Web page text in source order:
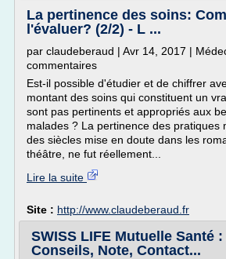
La pertinence des soins:
l'évaluer? (2/2) - L ...
par claudeberaud | Avr 14, 2017 |
commentaires
Est-il possible d'étudier et de chiffrer
montant des soins qui constituent un
sont pas pertinents et appropriés aux
malades ? La pertinence des pratiques
des siècles mise en doute dans les
théâtre, ne fut réellement...
Lire la suite
Site : http://www.claudeberaud.fr
SWISS LIFE Mutuelle Santé :
Conseils, Note, Contact...